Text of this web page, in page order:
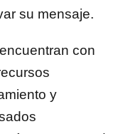
su mensaje.
con
y